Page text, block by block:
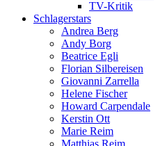
TV-Kritik
Schlagerstars
Andrea Berg
Andy Borg
Beatrice Egli
Florian Silbereisen
Giovanni Zarrella
Helene Fischer
Howard Carpendale
Kerstin Ott
Marie Reim
Matthias Reim